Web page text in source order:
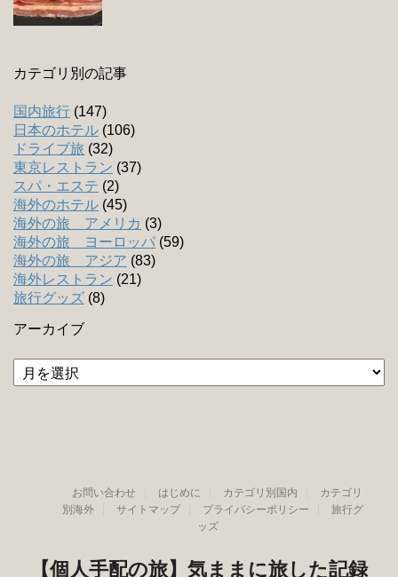
カテゴリ別の記事
国内旅行 (147)
日本のホテル (106)
ドライブ旅 (32)
東京レストラン (37)
スパ・エステ (2)
海外のホテル (45)
海外の旅 アメリカ (3)
海外の旅 ヨーロッパ (59)
海外の旅 アジア (83)
海外レストラン (21)
旅行グッズ (8)
アーカイブ
ア
ー
お問い合わせ はじめに カテゴリ別国内
カテゴリ
別海外
サイトマップ プライバシーポリシー
旅行グ
ッズ
【個人手配の旅】気ままに旅した記録